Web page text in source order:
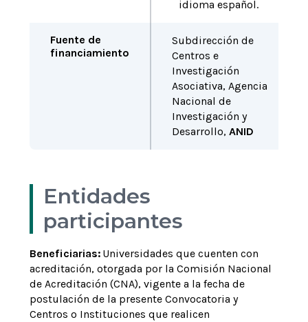
idioma español.
Fuente de
financiamiento
Subdirección de
Centros e
Investigación
Asociativa, Agencia
Nacional de
Investigación y
Desarrollo, ANID
Entidades
participantes
Beneficiarias: Universidades que cuenten con
acreditación, otorgada por la Comisión Nacional
de Acreditación (CNA), vigente a la fecha de
postulación de la presente Convocatoria y
Centros o Instituciones que realicen